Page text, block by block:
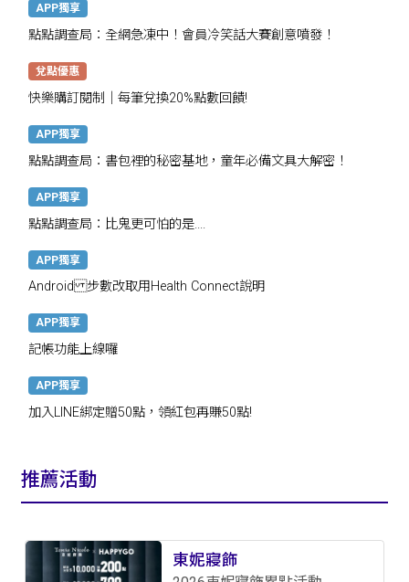
APP獨享
點點調查局：全網急凍中！會員冷笑話大賽創意噴發！
兌點優惠
快樂購訂閱制｜每筆兌換20%點數回饋!
APP獨享
點點調查局：書包裡的秘密基地，童年必備文具大解密！
APP獨享
點點調查局：比鬼更可怕的是....
APP獨享
Android 步數改取用Health Connect說明
APP獨享
記帳功能上線囉
APP獨享
加入LINE綁定贈50點，領紅包再賺50點!
推薦活動
東妮寢飾